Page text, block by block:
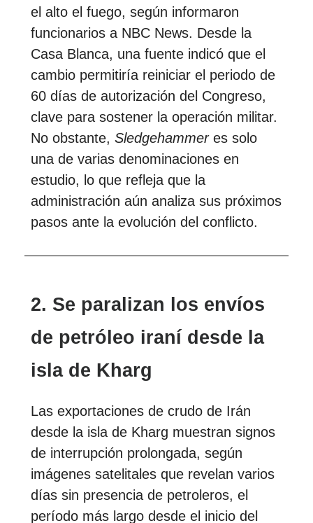
el alto el fuego, según informaron
funcionarios a NBC News. Desde la
Casa Blanca, una fuente indicó que el
cambio permitiría reiniciar el periodo de
60 días de autorización del Congreso,
clave para sostener la operación militar.
No obstante, Sledgehammeres solo
una de varias denominaciones en
estudio, lo que refleja que la
administración aún analiza sus próximos
pasos ante la evolución del conflicto.
2. Se paralizan los envíos
de petróleo iraní desde la
isla de Kharg
Las exportaciones de crudo de Irán
desde la isla de Kharg muestran signos
de interrupción prolongada, según
imágenes satelitales que revelan varios
días sin presencia de petroleros, el
período más largo desde el inicio del